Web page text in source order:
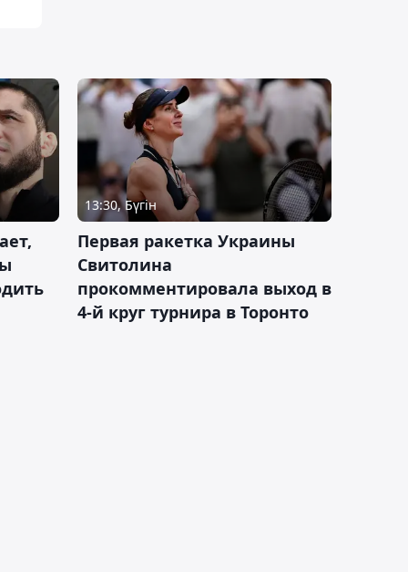
13:30, Бүгін
Первая ракетка Украины
Свитолина
прокомментировала выход в
4-й круг турнира в Торонто